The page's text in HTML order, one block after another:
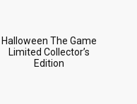
Halloween The Game
Limited Collector’s
Edition